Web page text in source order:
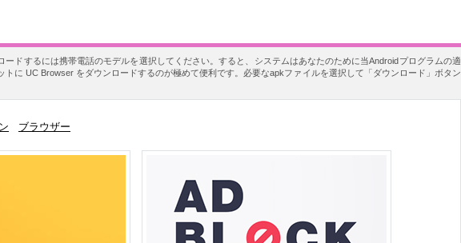
ドするには携帯電話のモデルを選択してください。すると、システムはあなたのために当Androidプログラムの適
に UC Browser をダウンロードするのが極めて便利です。必要なapkファイルを選択して「ダウンロード」ボタン
ブラウザー